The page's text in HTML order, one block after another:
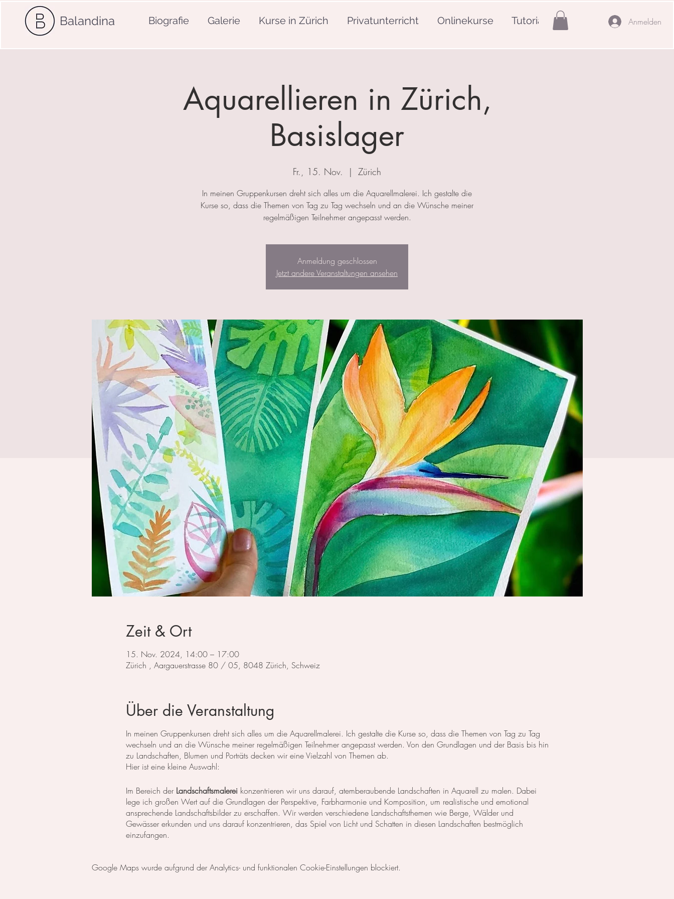
Balandina Biografie Galerie Kurse in Zürich Privatunterricht Onlinekurse Tutorials Anmelden
Aquarellieren in Zürich,
Basislager
Fr., 15. Nov.
  |
Zürich
In meinen Gruppenkursen dreht sich alles um die Aquarellmalerei. Ich gestalte die
Kurse so, dass die Themen von Tag zu Tag wechseln und an die Wünsche meiner
regelmäßigen Teilnehmer angepasst werden.
Anmeldung geschlossen
Jetzt andere Veranstaltungen ansehen
Zeit & Ort
15. Nov. 2024, 14:00 – 17:00
Zürich , Aargauerstrasse 80 / 05, 8048 Zürich, Schweiz
Über die Veranstaltung
In meinen Gruppenkursen dreht sich alles um die Aquarellmalerei. Ich gestalte die Kurse so, dass die Themen von Tag zu Tag
wechseln und an die Wünsche meiner regelmäßigen Teilnehmer angepasst werden. Von den Grundlagen und der Basis bis hin
zu Landschaften, Blumen und Porträts decken wir eine Vielzahl von Themen ab.
Hier ist eine kleine Auswahl:
Im Bereich der Landschaftsmalereikonzentrieren wir uns darauf, atemberaubende Landschaften in Aquarell zu malen. Dabei
lege ich großen Wert auf die Grundlagen der Perspektive, Farbharmonie und Komposition, um realistische und emotional
ansprechende Landschaftsbilder zu erschaffen. Wir werden verschiedene Landschaftsthemen wie Berge, Wälder und
Gewässer erkunden und uns darauf konzentrieren, das Spiel von Licht und Schatten in diesen Landschaften bestmöglich
einzufangen.
erlernen die notwendigen Techniken, um die Details der Blüten und Blätter so realistisch wie möglich darzustellen. Außerdem
Google Maps wurde aufgrund der Analytics- und funktionalen Cookie-Einstellungen blockiert.